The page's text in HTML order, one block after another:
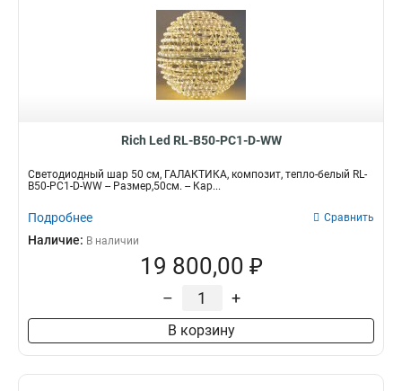
Rich Led RL-B50-PC1-D-WW
Светодиодный шар 50 см, ГАЛАКТИКА, композит, тепло-белый RL-
B50-PC1-D-WW -- Размер,50см. -- Кар...
Подробнее Сравнить
Наличие: В наличии
19 800,00 ₽
– +
В корзину